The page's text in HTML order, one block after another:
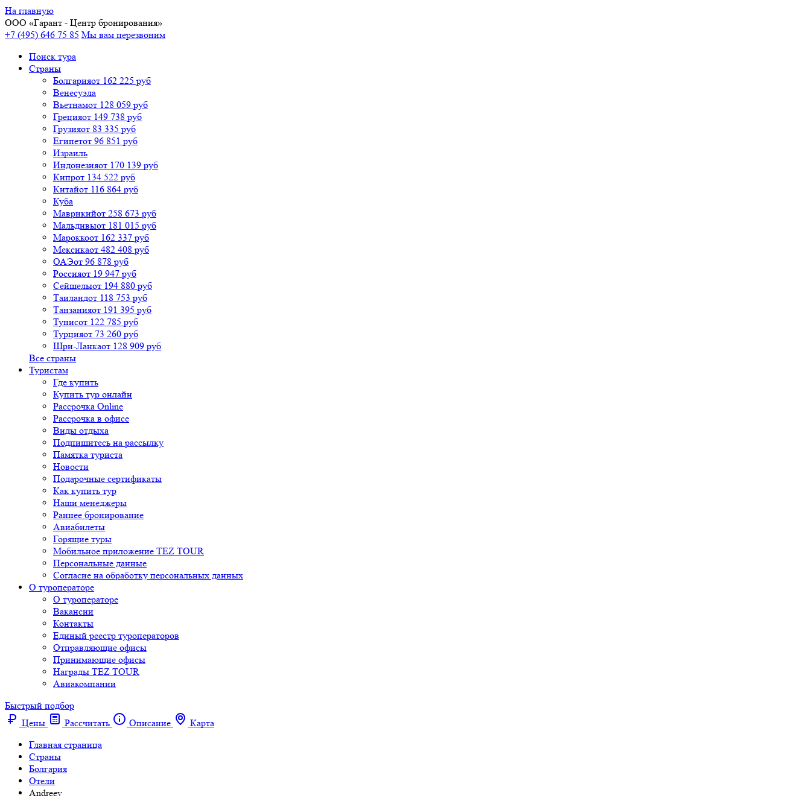
На главную
ООО «Гарант - Центр бронирования»
+7 (495) 646 75 85 Мы вам перезвоним
Поиск тура
Cтраны
Болгарияот 162 225 руб
Венесуэла
Вьетнамот 128 059 руб
Грецияот 149 738 руб
Грузияот 83 335 руб
Египетот 96 851 руб
Израиль
Индонезияот 170 139 руб
Кипрот 134 522 руб
Китайот 116 864 руб
Куба
Маврикийот 258 673 руб
Мальдивыот 181 015 руб
Мароккоот 162 337 руб
Мексикаот 482 408 руб
ОАЭот 96 878 руб
Россияот 19 947 руб
Сейшелыот 194 880 руб
Таиландот 118 753 руб
Танзанияот 191 395 руб
Тунисот 122 785 руб
Турцияот 73 260 руб
Шри-Ланкаот 128 909 руб
Все страны
Туристам
Где купить
Купить тур онлайн
Рассрочка Online
Рассрочка в офисе
Виды отдыха
Подпишитесь на рассылку
Памятка туриста
Новости
Подарочные сертификаты
Как купить тур
Наши менеджеры
Раннее бронирование
Авиабилеты
Горящие туры
Мобильное приложение TEZ TOUR
Персональные данные
Согласие на обработку персональных данных
О туроператоре
О туроператоре
Вакансии
Контакты
Единый реестр туроператоров
Отправляющие офисы
Принимающие офисы
Награды TEZ TOUR
Авиакомпании
Быстрый подбор
Цены
Рассчитать Описание
Карта
Главная страница
Cтраны
Болгария
Отели
Andreev